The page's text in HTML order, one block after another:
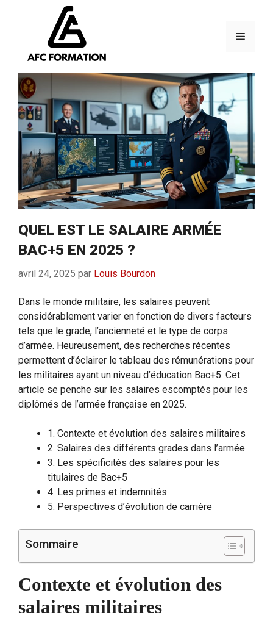
Menu
QUEL EST LE SALAIRE ARMÉE
BAC+5 EN 2025 ?
avril 24, 2025 par Louis Bourdon
Dans le monde militaire, les salaires peuvent
considérablement varier en fonction de divers facteurs
tels que le grade, l’ancienneté et le type de corps
d’armée. Heureusement, des recherches récentes
permettent d’éclairer le tableau des rémunérations pour
les militaires ayant un niveau d’éducation Bac+5. Cet
article se penche sur les salaires escomptés pour les
diplômés de l’armée française en 2025.
1. Contexte et évolution des salaires militaires
2. Salaires des différents grades dans l’armée
3. Les spécificités des salaires pour les
titulaires de Bac+5
4. Les primes et indemnités
5. Perspectives d’évolution de carrière
Sommaire
Contexte et évolution des
salaires militaires